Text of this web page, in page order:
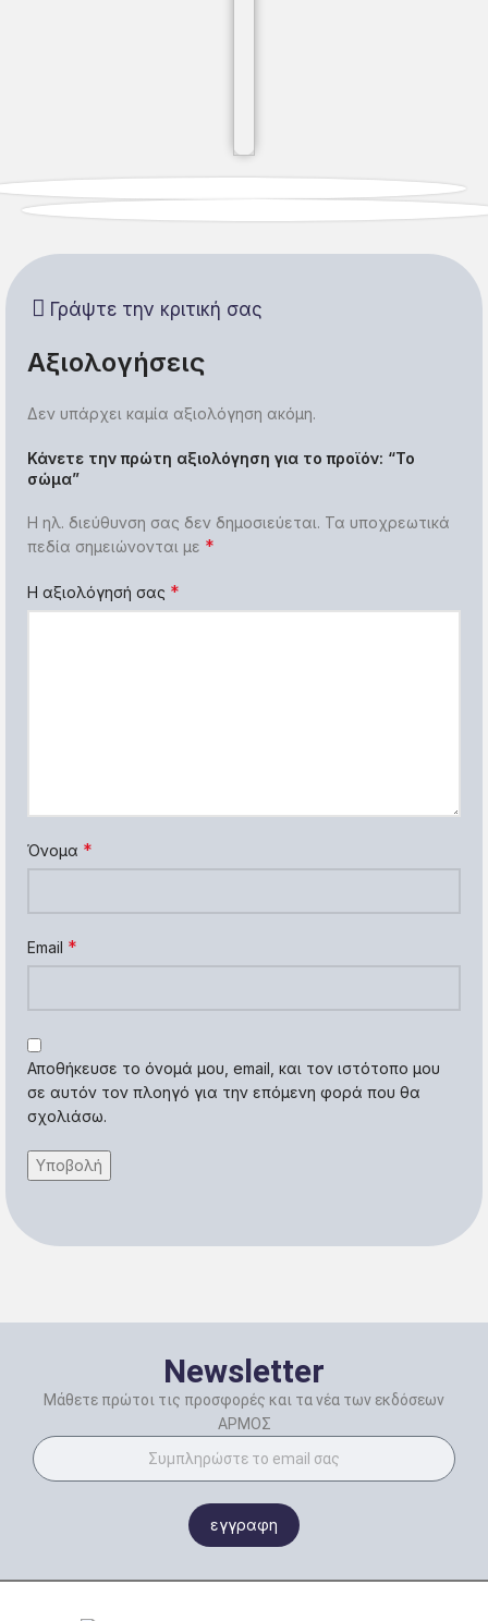
Γράψτε την κριτική σας
Αξιολογήσεις
Δεν υπάρχει καμία αξιολόγηση ακόμη.
Κάνετε την πρώτη αξιολόγηση για το προϊόν: “Το
σώμα”
Η ηλ. διεύθυνση σας δεν δημοσιεύεται. Τα υποχρεωτικά
πεδία σημειώνονται με *
Η αξιολόγησή σας *
Όνομα *
Email *
Αποθήκευσε το όνομά μου, email, και τον ιστότοπο μου
σε αυτόν τον πλοηγό για την επόμενη φορά που θα
σχολιάσω.
Newsletter
Μάθετε πρώτοι τις προσφορές και τα νέα των εκδόσεων
ΑΡΜΟΣ
εγγραφη